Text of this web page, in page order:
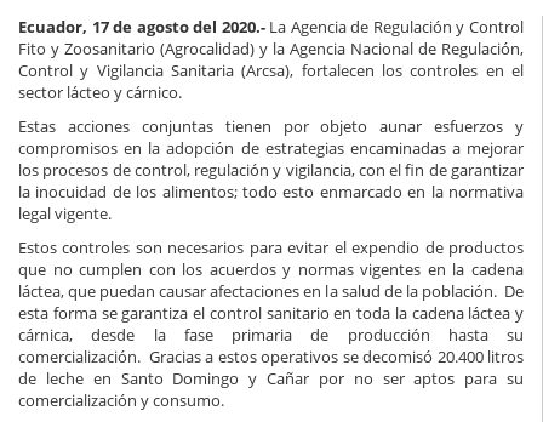
Ecuador, 17 de agosto del 2020.-La Agencia de Regulación y Control
Fito y Zoosanitario (Agrocalidad) y la Agencia Nacional de Regulación,
Control y Vigilancia Sanitaria (Arcsa), fortalecen los controles en el
sector lácteo y cárnico.
Estas acciones conjuntas tienen por objeto aunar esfuerzos y
compromisos en la adopción de estrategias encaminadas a mejorar
los procesos de control, regulación y vigilancia, con el fin de garantizar
la inocuidad de los alimentos; todo esto enmarcado en la normativa
legal vigente.
Estos controles son necesarios para evitar el expendio de productos
que no cumplen con los acuerdos y normas vigentes en la cadena
láctea, que puedan causar afectaciones en la salud de la población. De
esta forma se garantiza el control sanitario en toda la cadena láctea y
cárnica, desde la fase primaria de producción hasta su
comercialización. Gracias a estos operativos se decomisó 20.400 litros
de leche en Santo Domingo y Cañar por no ser aptos para su
comercialización y consumo.